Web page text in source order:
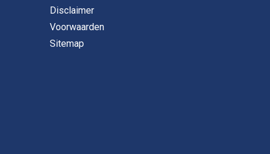
Disclaimer
Voorwaarden
Sitemap